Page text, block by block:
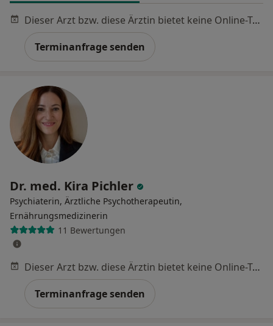
Dieser Arzt bzw. diese Ärztin bietet keine Online-Terminbuchung an diesem Standort an.
Terminanfrage senden
Dr. med. Kira Pichler
Psychiaterin, Ärztliche Psychotherapeutin,
Ernährungsmedizinerin
11 Bewertungen
Dieser Arzt bzw. diese Ärztin bietet keine Online-Terminbuchung an diesem Standort an.
Terminanfrage senden